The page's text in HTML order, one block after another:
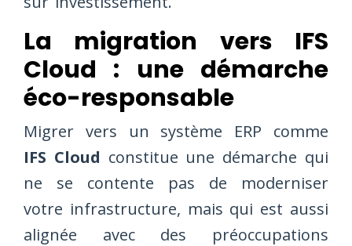
La migration vers IFS
Cloud : une démarche
éco-responsable
Migrer vers un système ERP comme
IFS Cloud constitue une démarche qui
ne se contente pas de moderniser
votre infrastructure, mais qui est aussi
alignée avec des préoccupations